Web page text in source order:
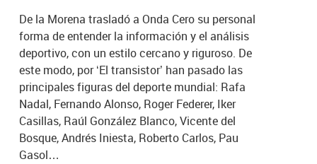
De la Morena trasladó a Onda Cero su personal
forma de entender la información y el análisis
deportivo, con un estilo cercano y riguroso. De
este modo, por ‘El transistor’ han pasado las
principales figuras del deporte mundial: Rafa
Nadal, Fernando Alonso, Roger Federer, Iker
Casillas, Raúl González Blanco, Vicente del
Bosque, Andrés Iniesta, Roberto Carlos, Pau
Gasol…